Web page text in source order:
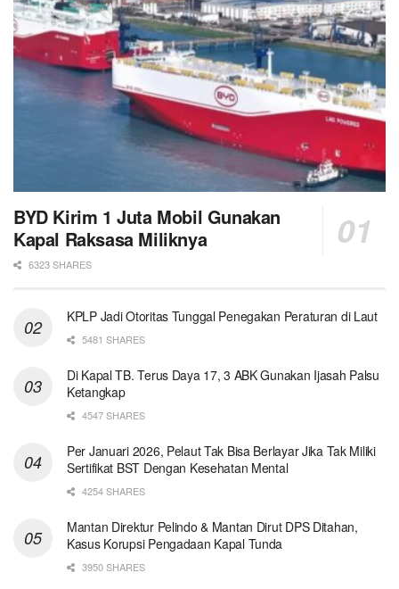
BYD Kirim 1 Juta Mobil Gunakan
Kapal Raksasa Miliknya
6323 SHARES
KPLP Jadi Otoritas Tunggal Penegakan Peraturan di Laut
5481 SHARES
Di Kapal TB. Terus Daya 17, 3 ABK Gunakan Ijasah Palsu
Ketangkap
4547 SHARES
Per Januari 2026, Pelaut Tak Bisa Berlayar Jika Tak Miliki
Sertifikat BST Dengan Kesehatan Mental
4254 SHARES
Mantan Direktur Pelindo & Mantan Dirut DPS Ditahan,
Kasus Korupsi Pengadaan Kapal Tunda
3950 SHARES